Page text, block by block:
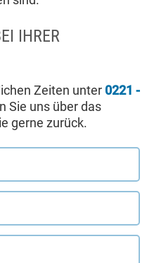
IHRER
Zeiten unter 0221 -
Sie uns über das
gerne zurück.